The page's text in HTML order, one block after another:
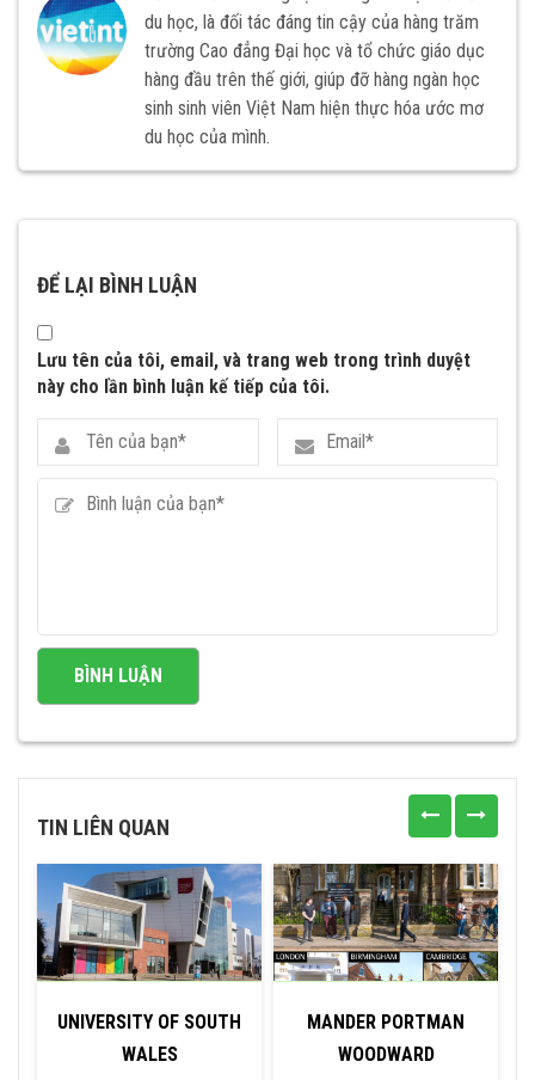
du học, là đối tác đáng tin cậy của hàng trăm
trường Cao đẳng Đại học và tổ chức giáo dục
hàng đầu trên thế giới, giúp đỡ hàng ngàn học
sinh sinh viên Việt Nam hiện thực hóa ước mơ
du học của mình.
ĐỂ LẠI BÌNH LUẬN
Lưu tên của tôi, email, và trang web trong trình duyệt
này cho lần bình luận kế tiếp của tôi.
TIN LIÊN QUAN
UNIVERSITY OF SOUTH
WALES
MANDER PORTMAN
WOODWARD